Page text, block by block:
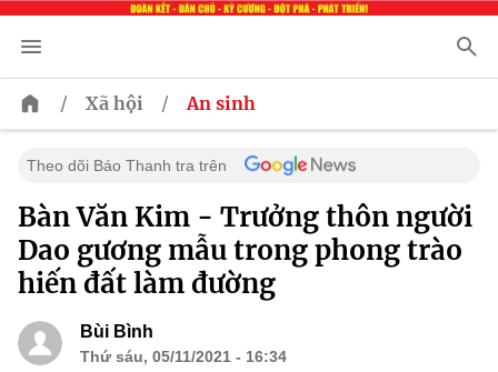
/ Xã hội / An sinh
Theo dõi Báo Thanh tra trên
Bàn Văn Kim - Trưởng thôn người
Dao gương mẫu trong phong trào
hiến đất làm đường
Bùi Bình
Thứ sáu, 05/11/2021 - 16:34